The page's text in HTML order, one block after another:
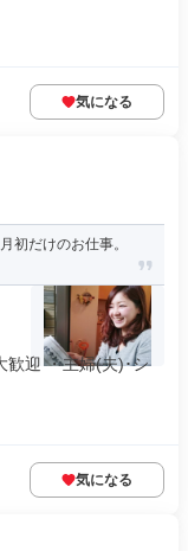
気になる
初だけのお仕事。
歓迎 ・主婦(夫)･シ
気になる